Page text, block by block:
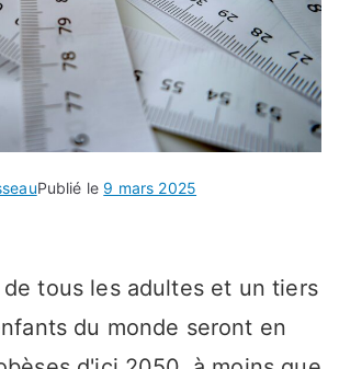
Publié le 9 mars 2025
de tous les adultes et un tiers
du monde seront en